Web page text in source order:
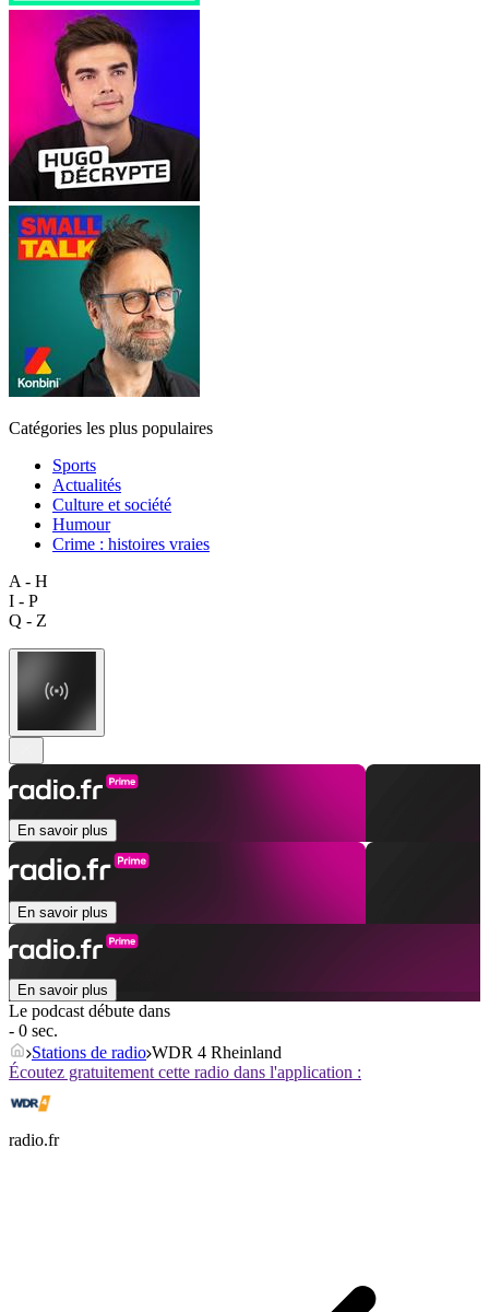
Catégories les plus populaires
Sports
Actualités
Culture et société
Humour
Crime : histoires vraies
A - H
I - P
Q - Z
En savoir plus
En savoir plus
En savoir plus
Le podcast débute dans
- 0 sec.
Stations de radio WDR 4 Rheinland
Écoutez gratuitement cette radio dans l'application :
radio.fr